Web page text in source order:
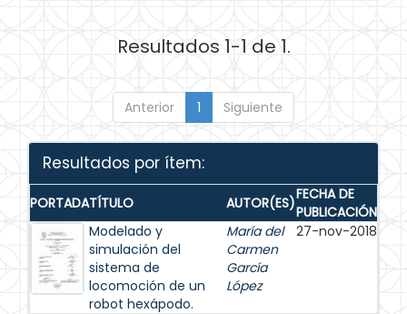
Resultados 1-1 de 1.
Anterior 1 Siguiente
Resultados por ítem:
PORTADATÍTULO AUTOR(ES)FECHA DE
PUBLICACIÓN
Modelado y
simulación del
sistema de
locomoción de un
robot hexápodo.
María del
Carmen
García
López
27-nov-2018